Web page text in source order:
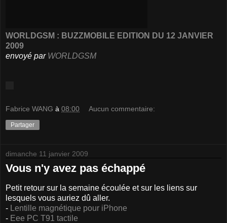
WORLDGSM : BUZZMOBILE EDITION DU 12 JANVIER
2009
envoyé par WORLDGSM
Fabrice WANG à 08:00 Aucun commentaire:
Partager
dimanche 11 janvier 2009
Vous n'y avez pas échappé
Petit retour sur la semaine écoulée et sur les liens sur
lesquels vous auriez dû aller.
- Lentille magnétique pour iPhone
- Eee PC T91 tactile